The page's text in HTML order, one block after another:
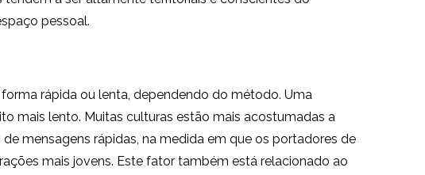
pessoal.
rápida ou lenta, dependendo do método. Uma
mais lento. Muitas culturas estão mais acostumadas a
mensagens rápidas, na medida em que os portadores de
mais jovens. Este fator também está relacionado ao